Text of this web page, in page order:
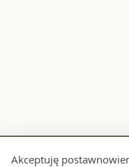
Akceptuję